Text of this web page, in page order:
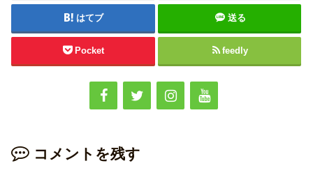
はてブ 送る
Pocket feedly
コメントを残す